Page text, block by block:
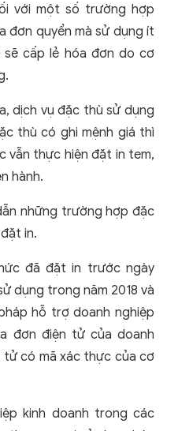
với một số trường hợp
đơn quyển mà sử dụng ít
cấp lẻ hóa đơn do cơ
dịch vụ đặc thù sử dụng
thù có ghi mệnh giá thì
vẫn thực hiện đặt in tem,
hành.
những trường hợp đặc
in.
đã đặt in trước ngày
dụng trong năm 2018 và
hỗ trợ doanh nghiệp
đơn điện tử của doanh
có mã xác thực của cơ
kinh doanh trong các